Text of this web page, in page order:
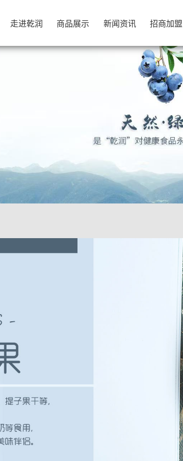
走进乾润
走进乾润
商品展示
商品展示
新闻资讯
新闻资讯
招商加盟
招商加盟